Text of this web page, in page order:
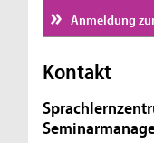
Anmeldung
Kontakt